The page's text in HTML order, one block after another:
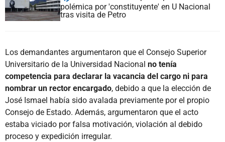
polémica por 'constituyente' en U Nacional
tras visita de Petro
Los demandantes argumentaron que el Consejo Superior
Universitario de la Universidad Nacional no tenía
competencia para declarar la vacancia del cargo ni para
nombrar un rector encargado, debido a que la elección de
José Ismael había sido avalada previamente por el propio
Consejo de Estado. Además, argumentaron que el acto
estaba viciado por falsa motivación, violación al debido
proceso y expedición irregular.